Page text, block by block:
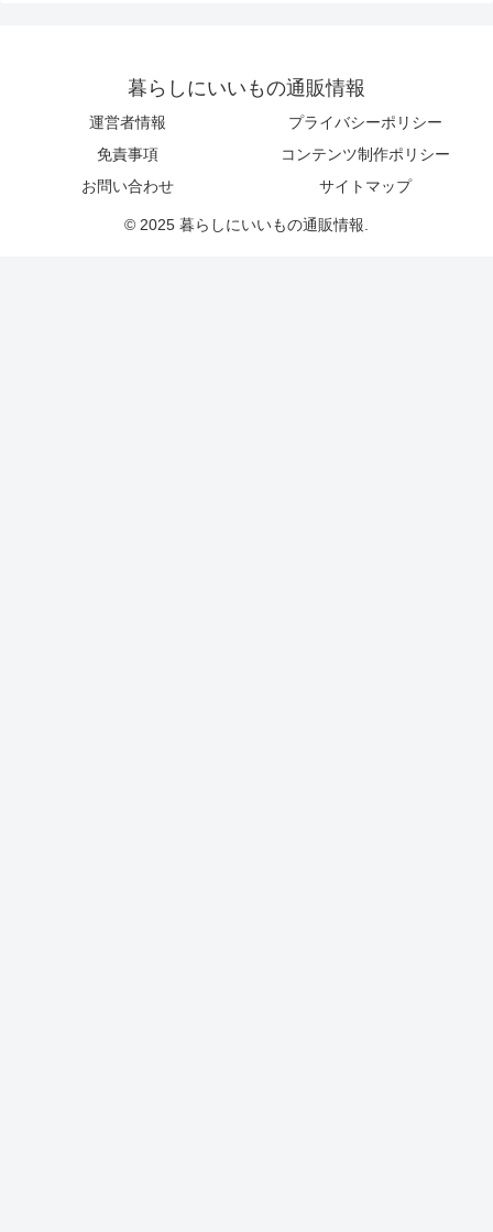
暮らしにいいもの通販情報
運営者情報
プライバシーポリシー
免責事項
コンテンツ制作ポリシー
お問い合わせ
サイトマップ
© 2025 暮らしにいいもの通販情報.